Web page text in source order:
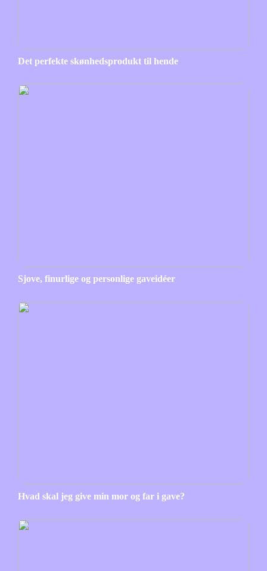
Det perfekte skønhedsprodukt til hende
Sjove, finurlige og personlige gaveidéer
Hvad skal jeg give min mor og far i gave?